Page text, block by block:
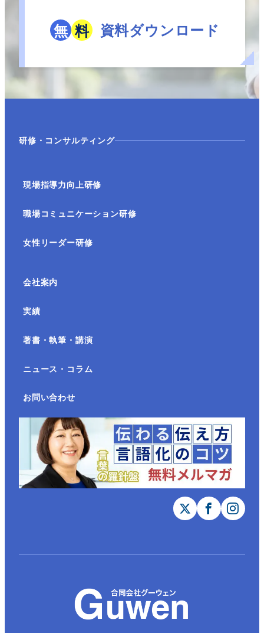
無 料 資料ダウンロード
研修・コンサルティング
現場指導力向上研修
職場コミュニケーション研修
女性リーダー研修
会社案内
実績
著書・執筆・講演
ニュース・コラム
お問い合わせ